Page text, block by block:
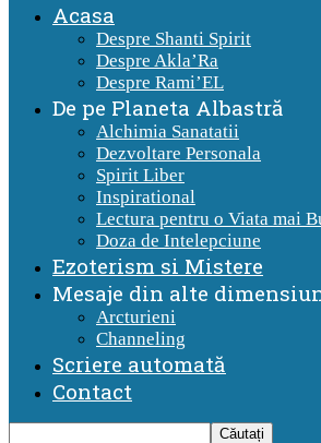
Acasa
Despre Shanti Spirit
Despre Akla’Ra
Despre Rami’EL
De pe Planeta Albastră
Alchimia Sanatatii
Dezvoltare Personala
Spirit Liber
Inspirational
Lectura pentru o Viata mai
Doza de Intelepciune
Ezoterism si Mistere
Mesaje din alte
Arcturieni
Channeling
Scriere automată
Contact